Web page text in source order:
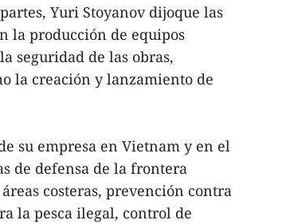
Yuri Stoyanov dijoque las
la producción de equipos
seguridad de las obras,
la creación y lanzamiento de
su empresa en Vietnam y en el
de defensa de la frontera
costeras, prevención contra
la pesca ilegal, control de